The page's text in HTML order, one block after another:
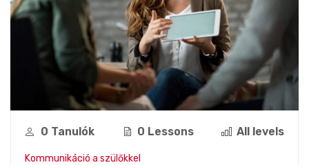
0 Tanulók 0 Lessons All levels
Kommunikáció a szülőkkel